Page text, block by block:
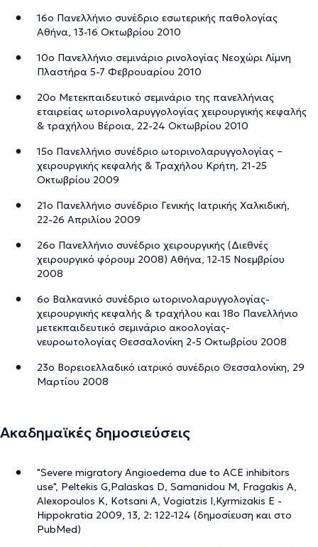
16ο Πανελλήνιο συνέδριο εσωτερικής παθολογίας
Αθήνα, 13-16 Οκτωβρίου 2010
10ο Πανελλήνιο σεμινάριο ρινολογίας Νεοχώρι Λίμνη
Πλαστήρα 5-7 Φεβρουαρίου 2010
20ο Μετεκπαιδευτικό σεμινάριο της πανελλήνιας
εταιρείας ωτορινολαρυγγολογίας χειρουργικής κεφαλής
& τραχήλου Βέροια, 22-24 Οκτωβρίου 2010
15ο Πανελλήνιο συνέδριο ωτορινολαρυγγολογίας –
χειρουργικής κεφαλής & Τραχήλου Κρήτη, 21-25
Οκτωβρίου 2009
21ο Πανελλήνιο συνέδριο Γενικής Ιατρικής Χαλκιδική,
22-26 Απριλίου 2009
26ο Πανελλήνιο συνέδριο χειρουργικής (Διεθνές
χειρουργικό φόρουμ 2008) Αθήνα, 12-15 Νοεμβρίου
2008
6ο Βαλκανικό συνέδριο ωτορινολαρυγγολογίας-
χειρουργικής κεφαλής & τραχήλου και 18ο Πανελλήνιο
μετεκπαιδευτικό σεμινάριο ακοολογίας-
νευροωτολογίας Θεσσαλονίκη 2-5 Οκτωβρίου 2008
23ο Βορειοελλαδικό ιατρικό συνέδριο Θεσσαλονίκη, 29
Μαρτίου 2008
Ακαδημαϊκές δημοσιεύσεις
"Severe migratory Angioedema due to ACE inhibitors
use", Peltekis G,Palaskas D, Samanidou M, Fragakis A,
Alexopoulos K, Kotsani A, Vogiatzis I,Kyrmizakis E -
Hippokratia 2009, 13, 2: 122-124 (δημοσίευση και στο
PubMed)